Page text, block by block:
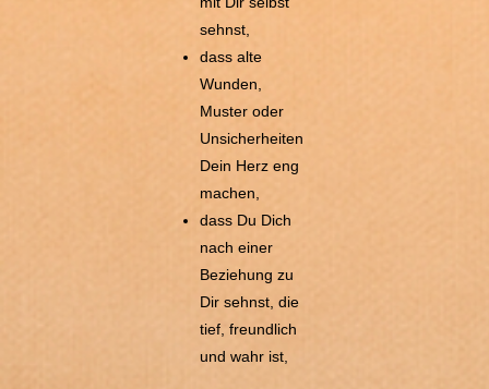
sehnst,
dass alte
Wunden,
Muster oder
Unsicherheiten
Dein Herz eng
machen,
dass Du Dich
nach einer
Beziehung zu
Dir sehnst, die
tief, freundlich
und wahr ist,